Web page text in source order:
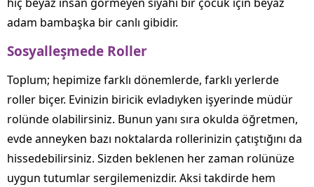
adam bambaşka bir canlı gibidir.
Sosyalleşmede Roller
Toplum; hepimize farklı dönemlerde, farklı yerlerde
roller biçer. Evinizin biricik evladıyken işyerinde müdür
rolünde olabilirsiniz. Bunun yanı sıra okulda öğretmen,
evde anneyken bazı noktalarda rollerinizin çatıştığını da
hissedebilirsiniz. Sizden beklenen her zaman rolünüze
uygun tutumlar sergilemenizdir. Aksi takdirde hem